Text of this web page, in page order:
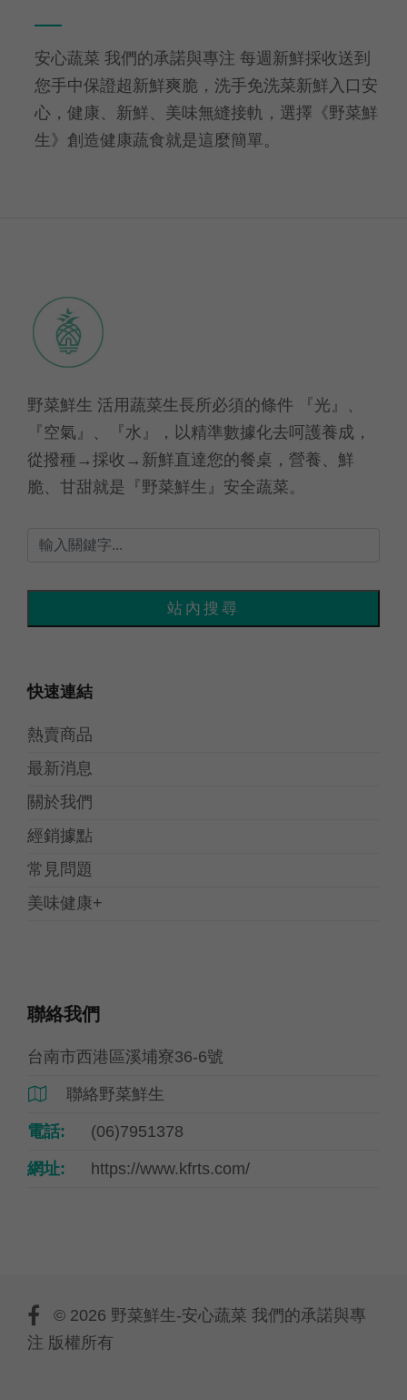
安心蔬菜 我們的承諾與專注 每週新鮮採收送到
您手中保證超新鮮爽脆，洗手免洗菜新鮮入口安
心，健康、新鮮、美味無縫接軌，選擇《野菜鮮
生》創造健康蔬食就是這麼簡單。
野菜鮮生 活用蔬菜生長所必須的條件 『光』、
『空氣』、『水』，以精準數據化去呵護養成，
從撥種→採收→新鮮直達您的餐桌，營養、鮮
脆、甘甜就是『野菜鮮生』安全蔬菜。
快速連結
熱賣商品
最新消息
關於我們
經銷據點
常見問題
美味健康+
聯絡我們
台南市西港區溪埔寮36-6號
 聯絡野菜鮮生
電話: (06)7951378
網址: https://www.kfrts.com/
© 2026 野菜鮮生-安心蔬菜 我們的承諾與專
注 版權所有